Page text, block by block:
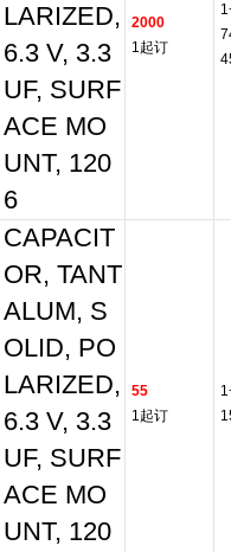
LARIZED,
6.3 V, 3.3
UF, SURF
ACE MO
UNT, 120
6
2000
1起订
CAPACIT
OR, TANT
ALUM, S
OLID, PO
LARIZED,
6.3 V, 3.3
UF, SURF
ACE MO
UNT, 120
55
1起订